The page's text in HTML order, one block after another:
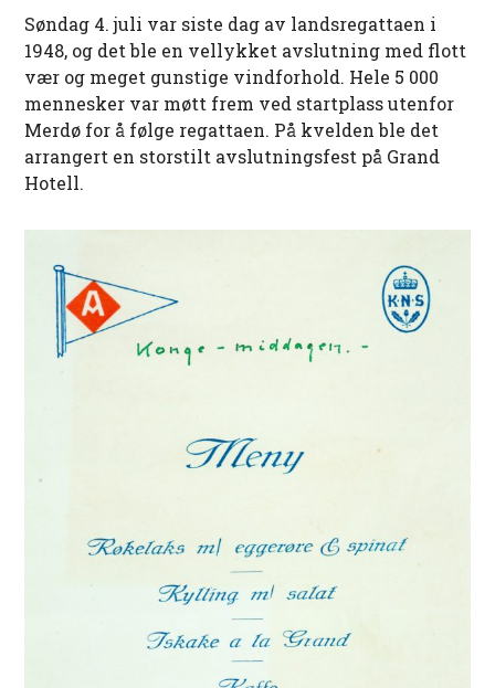
Søndag 4. juli var siste dag av landsregattaen i
1948, og det ble en vellykket avslutning med flott
vær og meget gunstige vindforhold. Hele 5 000
mennesker var møtt frem ved startplass utenfor
Merdø for å følge regattaen. På kvelden ble det
arrangert en storstilt avslutningsfest på Grand
Hotell.